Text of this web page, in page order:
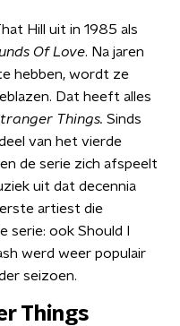
Hill uit in 1985 als
Of Love. Na jaren
hebben, wordt ze
Dat heeft alles
Things. Sinds
van het vierde
de serie zich afspeelt
uit dat decennia
artiest die
ook Should I
werd weer populair
seizoen.
Things